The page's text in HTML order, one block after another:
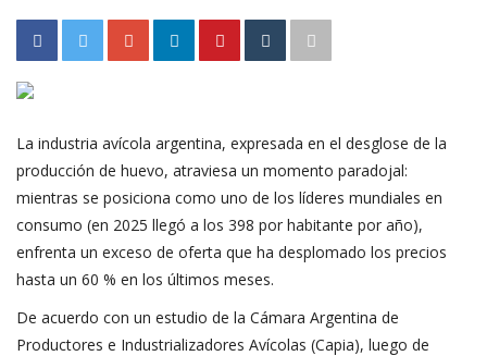
La industria avícola argentina, expresada en el desglose de la
producción de huevo, atraviesa un momento paradojal:
mientras se posiciona como uno de los líderes mundiales en
consumo (en 2025 llegó a los 398 por habitante por año),
enfrenta un exceso de oferta que ha desplomado los precios
hasta un 60 % en los últimos meses.
De acuerdo con un estudio de la Cámara Argentina de
Productores e Industrializadores Avícolas (Capia), luego de